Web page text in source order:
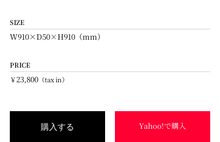
SIZE
W910×D50×H910（mm）
PRICE
￥23,800 （tax in）
購入する Yahoo!で購入